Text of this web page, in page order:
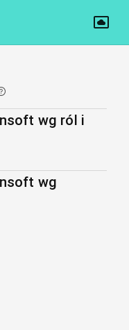
wg ról i
wg